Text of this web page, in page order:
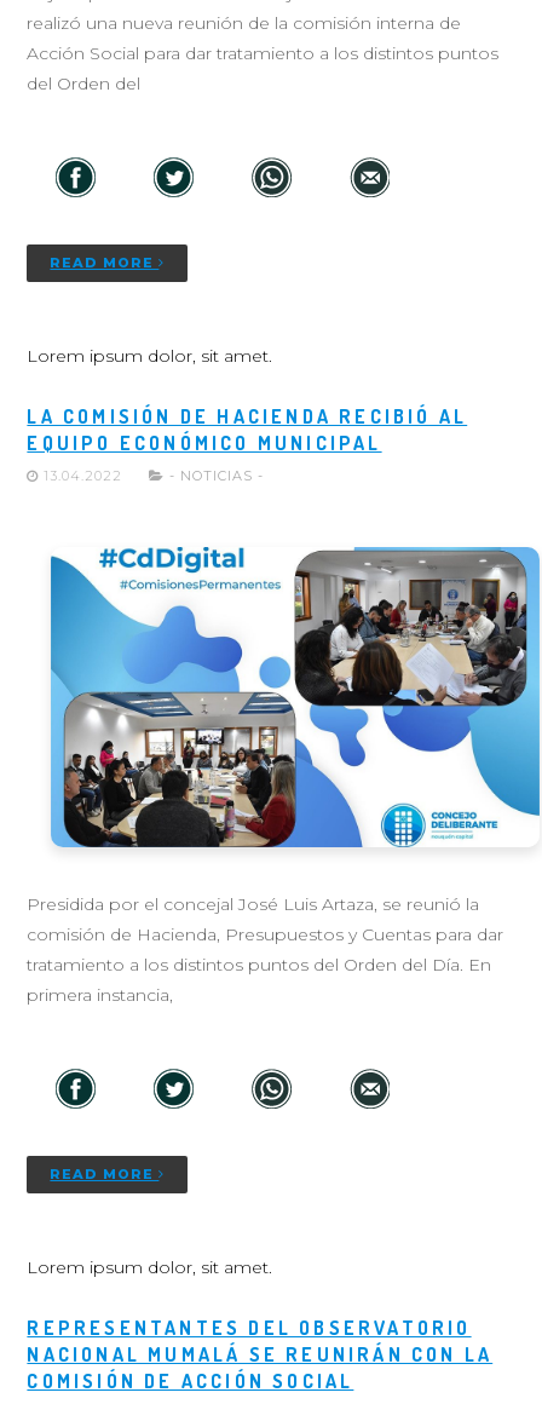
realizó una nueva reunión de la comisión interna de
Acción Social para dar tratamiento a los distintos puntos
del Orden del
READ MORE
Lorem ipsum dolor, sit amet.
LA COMISIÓN DE HACIENDA RECIBIÓ AL
EQUIPO ECONÓMICO MUNICIPAL
13.04.2022 - NOTICIAS -
Presidida por el concejal José Luis Artaza, se reunió la
comisión de Hacienda, Presupuestos y Cuentas para dar
tratamiento a los distintos puntos del Orden del Día. En
primera instancia,
READ MORE
Lorem ipsum dolor, sit amet.
REPRESENTANTES DEL OBSERVATORIO
NACIONAL MUMALÁ SE REUNIRÁN CON LA
COMISIÓN DE ACCIÓN SOCIAL